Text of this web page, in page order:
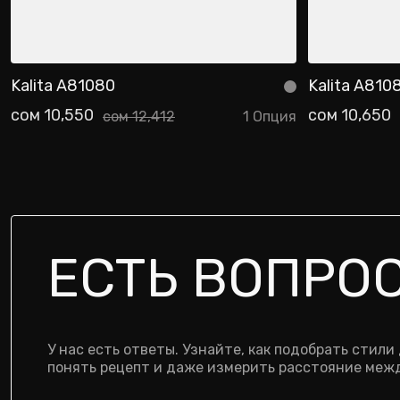
Kalita A81080
сом 10,550 сом 12,412 1 Опция
Kalita
сом 10,650
ЕСТЬ
У нас есть ответы. Узнайте, как подобрать
понять рецепт и даже измерить расстояние